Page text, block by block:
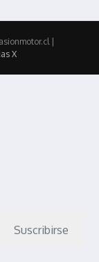
|
X
Suscribirse